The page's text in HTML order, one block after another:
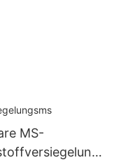
MS-